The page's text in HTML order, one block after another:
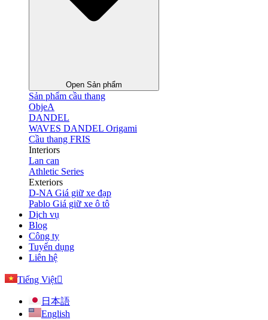
Open Sản phẩm
Sản phẩm cầu thang
ObjeA
DANDEL
WAVES DANDEL Origami
Cầu thang FRIS
Interiors
Lan can
Athletic Series
Exteriors
D-NA Giá giữ xe đạp
Pablo Giá giữ xe ô tô
Dịch vụ
Blog
Công ty
Tuyển dụng
Liên hệ
Tiếng Việt
日本語
English